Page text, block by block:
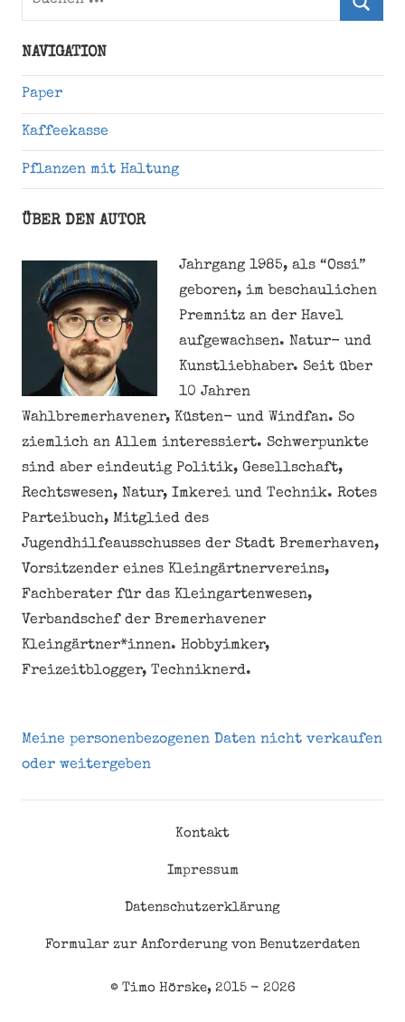
NAVIGATION
Paper
Kaffeekasse
Pflanzen mit Haltung
ÜBER DEN AUTOR
Jahrgang 1985, als “Ossi”
geboren, im beschaulichen
Premnitz an der Havel
aufgewachsen. Natur- und
Kunstliebhaber. Seit über
10 Jahren
Wahlbremerhavener, Küsten- und Windfan. So
ziemlich an Allem interessiert. Schwerpunkte
sind aber eindeutig Politik, Gesellschaft,
Rechtswesen, Natur, Imkerei und Technik. Rotes
Parteibuch, Mitglied des
Jugendhilfeausschusses der Stadt Bremerhaven,
Vorsitzender eines Kleingärtnervereins,
Fachberater für das Kleingartenwesen,
Verbandschef der Bremerhavener
Kleingärtner*innen. Hobbyimker,
Freizeitblogger, Techniknerd.
Meine personenbezogenen Daten nicht verkaufen
oder weitergeben
Kontakt
Impressum
Datenschutzerklärung
Formular zur Anforderung von Benutzerdaten
© Timo Hörske, 2015 - 2026